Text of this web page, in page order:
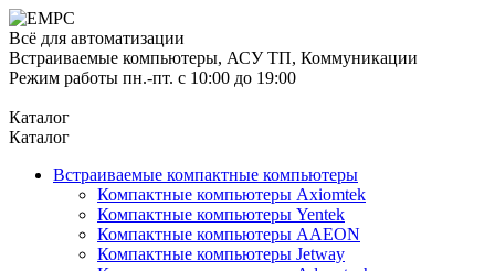
Всё для автоматизации
Встраиваемые компьютеры, АСУ ТП, Коммуникации
Режим работы пн.-пт. с 10:00 до 19:00
Каталог
Каталог
Встраиваемые компактные компьютеры
Компактные компьютеры Axiomtek
Компактные компьютеры Yentek
Компактные компьютеры AAEON
Компактные компьютеры Jetway